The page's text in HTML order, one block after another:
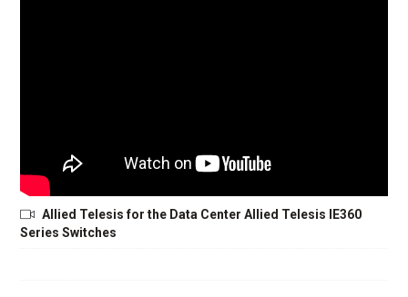
Allied Telesis for the Data Center Allied Telesis IE360
Series Switches